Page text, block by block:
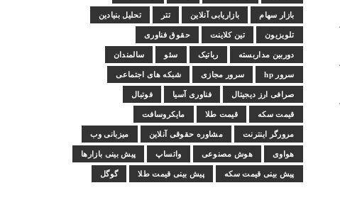
بازار سهام بازاریابی آنلاین تتر تحلیل بنیادین
تلویزیون تین کلاینت حقوق فناوری
دوربین مداربسته رباتیک سئو سالمندان
سرور hp سرور مجازی شبکه های اجتماعی
صرافی ارز دیجیتال فناوری آسیا فوتبال
قیمت سکه قیمت طلا مایکروسافت
مرورگر اینترنت مشاوره حقوقی آنلاین میزبانی وب
هواوی هوش مصنوعی واتساپ پیش بینی بازارها
پیش بینی قیمت سکه پیش بینی قیمت طلا گوگل